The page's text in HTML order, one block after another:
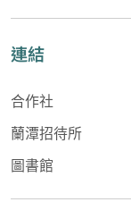
連結
合作社
蘭潭招待所
圖書館